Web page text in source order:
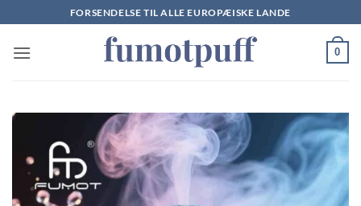
til
indhold
FORSENDELSE TIL ALLE EUROPÆISKE LANDE
0